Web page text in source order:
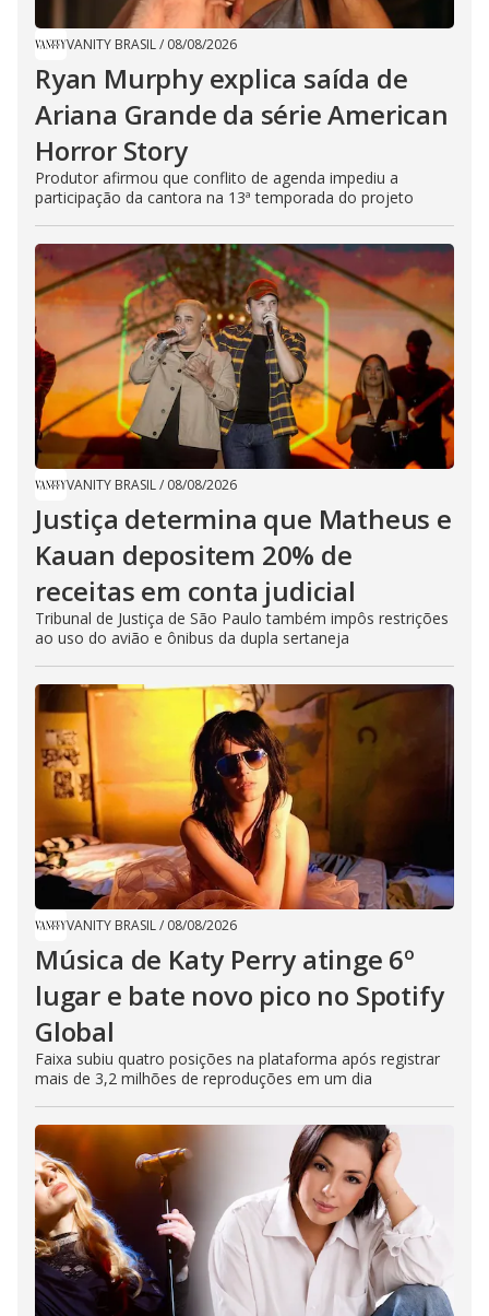
VANITY BRASIL/ 08/08/2026
Ryan Murphy explica saída de
Ariana Grande da série American
Horror Story
Produtor afirmou que conflito de agenda impediu a
participação da cantora na 13ª temporada do projeto
VANITY BRASIL/ 08/08/2026
Justiça determina que Matheus e
Kauan depositem 20% de
receitas em conta judicial
Tribunal de Justiça de São Paulo também impôs restrições
ao uso do avião e ônibus da dupla sertaneja
VANITY BRASIL/ 08/08/2026
Música de Katy Perry atinge 6º
lugar e bate novo pico no Spotify
Global
Faixa subiu quatro posições na plataforma após registrar
mais de 3,2 milhões de reproduções em um dia